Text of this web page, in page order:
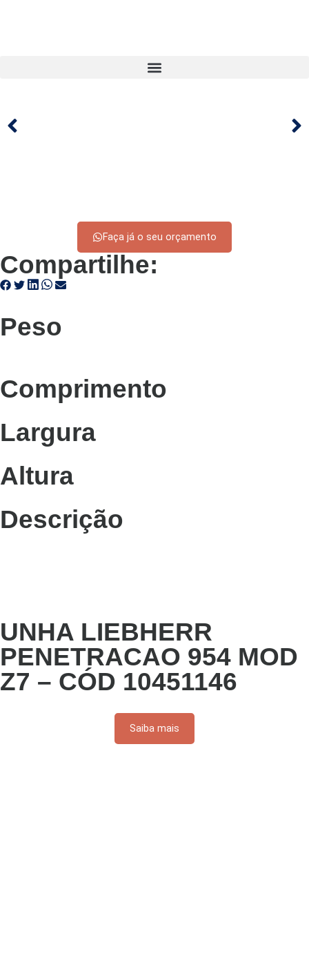
Faça já o seu orçamento
Compartilhe:
Peso
Comprimento
Largura
Altura
Descrição
UNHA LIEBHERR
PENETRACAO 954 MOD
Z7 – CÓD 10451146
Saiba mais